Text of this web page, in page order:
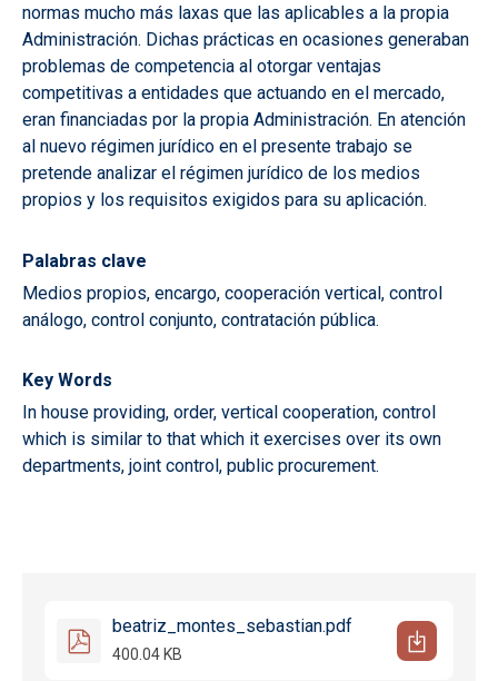
normas mucho más laxas que las aplicables a la propia
Administración. Dichas prácticas en ocasiones generaban
problemas de competencia al otorgar ventajas
competitivas a entidades que actuando en el mercado,
eran financiadas por la propia Administración. En atención
al nuevo régimen jurídico en el presente trabajo se
pretende analizar el régimen jurídico de los medios
propios y los requisitos exigidos para su aplicación.
Palabras clave
Medios propios, encargo, cooperación vertical, control
análogo, control conjunto, contratación pública.
Key Words
In house providing, order, vertical cooperation, control
which is similar to that which it exercises over its own
departments, joint control, public procurement.
beatriz_montes_sebastian.pdf
400.04 KB